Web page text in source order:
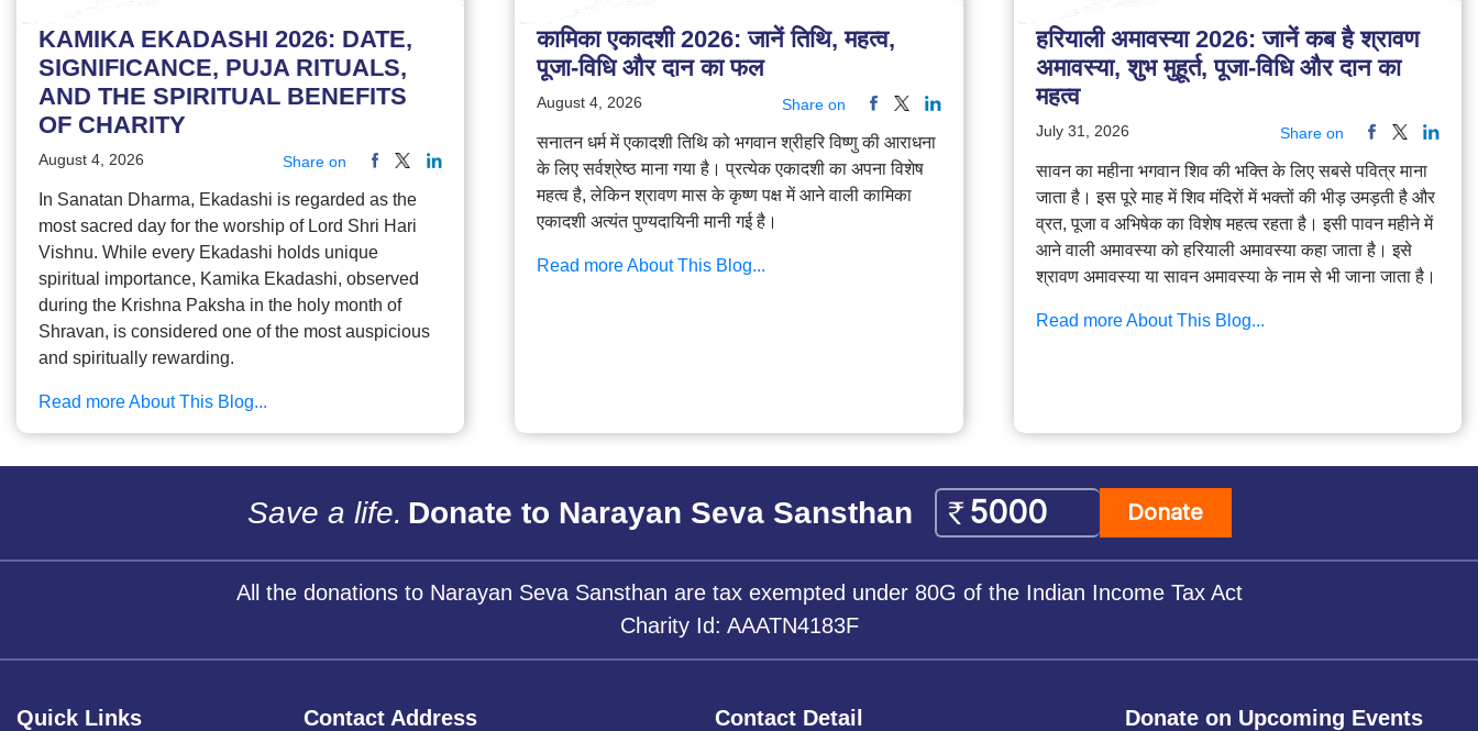
KAMIKA EKADASHI 2026: DATE,
SIGNIFICANCE, PUJA RITUALS,
AND THE SPIRITUAL BENEFITS
OF CHARITY
August 4, 2026 Share on
In Sanatan Dharma, Ekadashi is regarded as the
most sacred day for the worship of Lord Shri Hari
Vishnu. While every Ekadashi holds unique
spiritual importance, Kamika Ekadashi, observed
during the Krishna Paksha in the holy month of
Shravan, is considered one of the most auspicious
and spiritually rewarding.
Read more About This Blog...
कामिका एकादशी 2026: जानें तिथि, महत्व,
पूजा-विधि और दान का फल
August 4, 2026 Share on
सनातन धर्म में एकादशी तिथि को भगवान श्रीहरि विष्णु की आराधना
के लिए सर्वश्रेष्ठ माना गया है। प्रत्येक एकादशी का अपना विशेष
महत्व है, लेकिन श्रावण मास के कृष्ण पक्ष में आने वाली कामिका
एकादशी अत्यंत पुण्यदायिनी मानी गई है।
Read more About This Blog...
हरियाली अमावस्या 2026: जानें कब है श्रावण
अमावस्या, शुभ मुहूर्त, पूजा-विधि और दान का
महत्व
July 31, 2026 Share on
सावन का महीना भगवान शिव की भक्ति के लिए सबसे पवित्र माना
जाता है। इस पूरे माह में शिव मंदिरों में भक्तों की भीड़ उमड़ती है और
व्रत, पूजा व अभिषेक का विशेष महत्व रहता है। इसी पावन महीने में
आने वाली अमावस्या को हरियाली अमावस्या कहा जाता है। इसे
श्रावण अमावस्या या सावन अमावस्या के नाम से भी जाना जाता है।
Read more About This Blog...
Save a life. Donate to Narayan Seva Sansthan Donate
All the donations to Narayan Seva Sansthan are tax exempted under 80G of the Indian Income Tax Act
Charity Id: AAATN4183F
Quick Links Contact Address Contact Detail Donate on Upcoming Events